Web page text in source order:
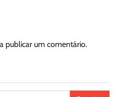
publicar um comentário.